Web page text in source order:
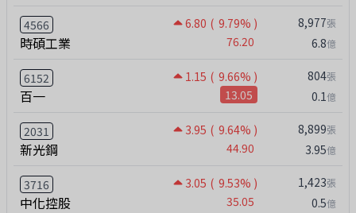
4566 6.80 ( 9.79% )
時碩工業 76.20
8,977張
6.8億
6152 1.15 ( 9.66% )
百一 13.05
804張
0.1億
2031 3.95 ( 9.64% )
新光鋼 44.90
8,899張
3.95億
3716 3.05 ( 9.53% )
中化控股 35.05
1,423張
0.5億